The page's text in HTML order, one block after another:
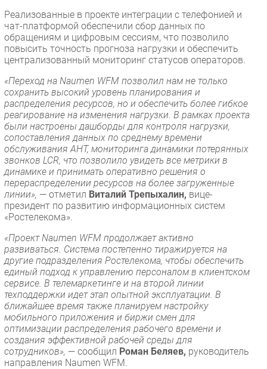
Реализованные в проекте интеграции с телефонией и
чат-платформой обеспечили сбор данных по
обращениям и цифровым сессиям, что позволило
повысить точность прогноза нагрузки и обеспечить
централизованный мониторинг статусов операторов.
«Переход на Naumen WFM позволил нам не только
сохранить высокий уровень планирования и
распределения ресурсов, но и обеспечить более гибкое
реагирование на изменения нагрузки. В рамках проекта
были настроены дашборды для контроля нагрузки,
сопоставления данных по среднему времени
обслуживания AHT, мониторинга динамики потерянных
звонков LCR, что позволило увидеть все метрики в
динамике и принимать оперативно решения о
перераспределении ресурсов на более загруженные
линии», — отметил Виталий Трепыхалин, вице-
президент по развитию информационных систем
«Ростелекома».
«Проект Naumen WFM продолжает активно
развиваться. Система постепенно тиражируется на
другие подразделения Ростелекома, чтобы обеспечить
единый подход к управлению персоналом в клиентском
сервисе. В телемаркетинге и на второй линии
техподдержки идет этап опытной эксплуатации. В
ближайшее время также планируем настройку
мобильного приложения и биржи смен для
оптимизации распределения рабочего времени и
создания эффективной рабочей среды для
сотрудников», — сообщил Роман Беляев, руководитель
направления Naumen WFM.